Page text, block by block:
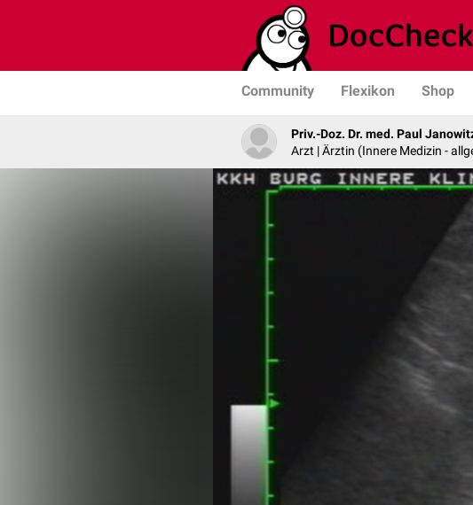
Community Flexikon Shop
Priv.-Doz. Dr. med. Paul
Arzt | Ärztin (Innere Medizin -